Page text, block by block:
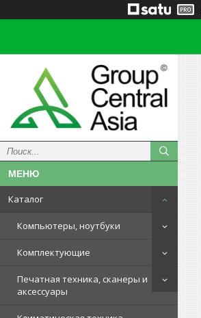
Каталог
Компьютеры, ноутбуки
Комплектующие
Печатная техника, сканеры и
аксессуары